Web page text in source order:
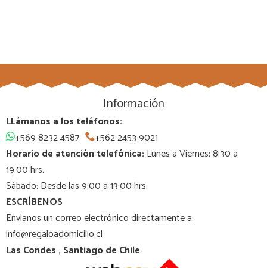
Información
LLámanos a los teléfonos:
+569 8232 4587
+562 2453 9021
Horario de atención telefónica: Lunes a Viernes: 8:30 a
19:00 hrs.
Sábado: Desde las 9:00 a 13:00 hrs.
ESCRÍBENOS
Envíanos un correo electrónico directamente a:
info@regaloadomicilio.cl
Las Condes , Santiago de Chile